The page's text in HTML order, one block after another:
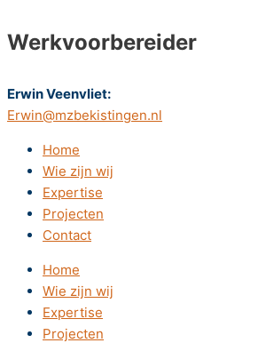
Werkvoorbereider
Erwin Veenvliet:
Erwin@mzbekistingen.nl
Home
Wie zijn wij
Expertise
Projecten
Contact
Home
Wie zijn wij
Expertise
Projecten